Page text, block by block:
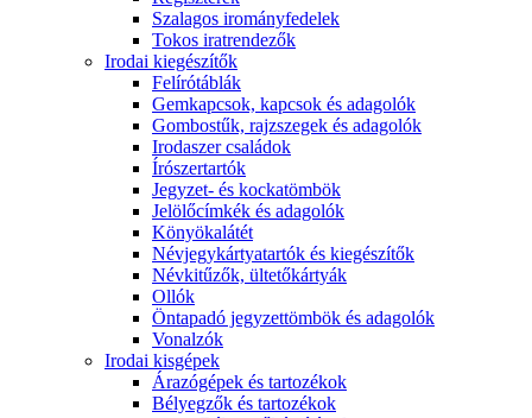
Szalagos irományfedelek
Tokos iratrendezők
Irodai kiegészítők
Felírótáblák
Gemkapcsok, kapcsok és adagolók
Gombostűk, rajzszegek és adagolók
Irodaszer családok
Írószertartók
Jegyzet- és kockatömbök
Jelölőcímkék és adagolók
Könyökalátét
Névjegykártyatartók és kiegészítők
Névkitűzők, ültetőkártyák
Ollók
Öntapadó jegyzettömbök és adagolók
Vonalzók
Irodai kisgépek
Árazógépek és tartozékok
Bélyegzők és tartozékok